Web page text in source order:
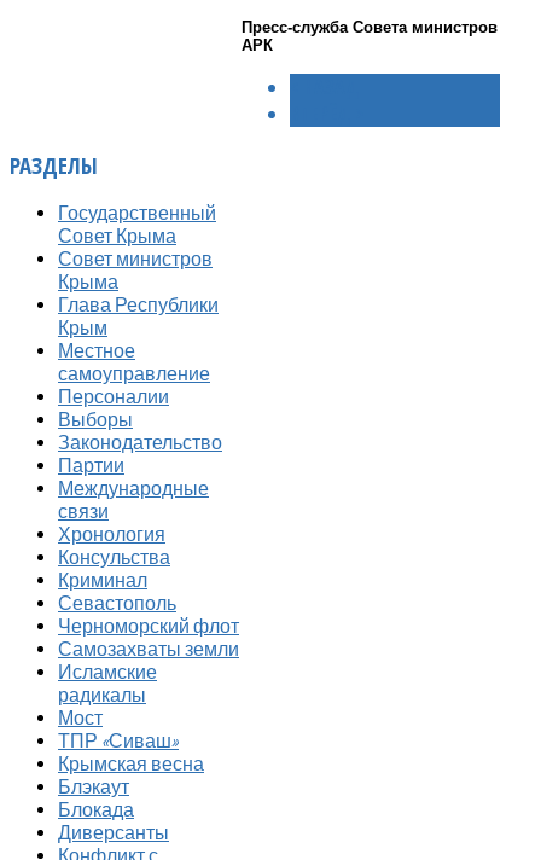
Пресс-служба Совета министров
АРК
РАЗДЕЛЫ
Государственный
Совет Крыма
Совет министров
Крыма
Глава Республики
Крым
Местное
самоуправление
Персоналии
Выборы
Законодательство
Партии
Международные
связи
Хронология
Консульства
Криминал
Севастополь
Черноморский флот
Самозахваты земли
Исламские
радикалы
Мост
ТПР «Сиваш»
Крымская весна
Блэкаут
Блокада
Диверсанты
Конфликт с